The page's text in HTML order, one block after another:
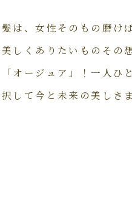
髪は、女性そのもの磨け
美しくありたいものその
「オージュア」！一人
択して今と未来の美しさ